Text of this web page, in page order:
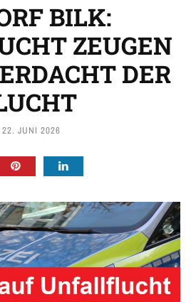
BILK:
ZEUGEN
DER
22. JUNI 2026